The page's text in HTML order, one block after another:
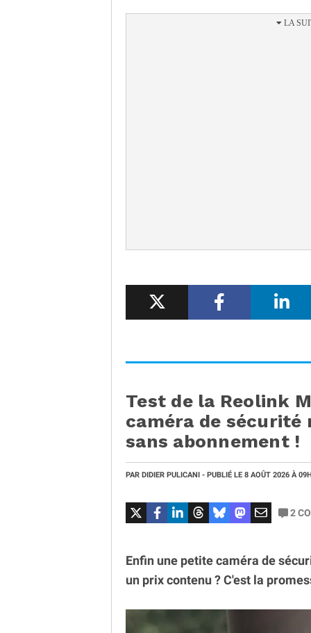
Test de la Reolink
caméra de sécurité
sans abonnement !
PAR DIDIER PULICANI - PUBLIÉ LE 8 AOÛT 2026 À
2
Enfin une petite caméra de
un prix contenu ? C'est la